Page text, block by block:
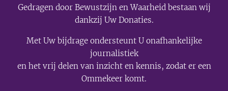
Gedragen door Bewustzijn en Waarheid bestaan wij
dankzij Uw Donaties.
Met Uw bijdrage ondersteunt U onafhankelijke
journalistiek
en het vrij delen van inzicht en kennis, zodat er een
Ommekeer komt.